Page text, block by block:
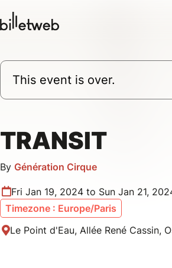
This event is over.
TRANSIT
By Génération Cirque
Fri Jan 19, 2024 to Sun Jan 21,
Timezone : Europe/Paris
Le Point d'Eau, Allée René Cassin,